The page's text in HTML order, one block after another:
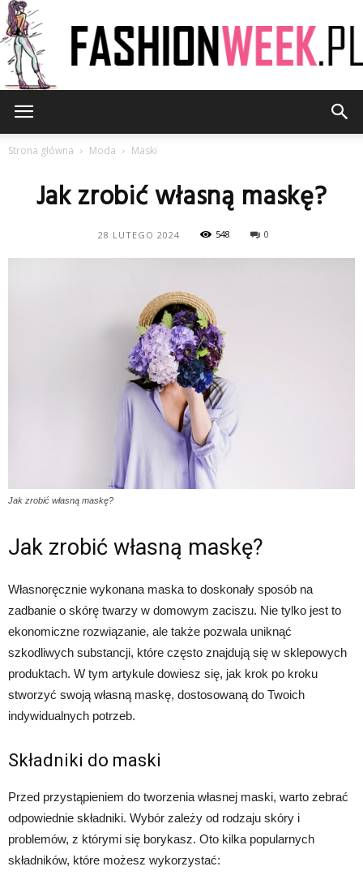
Strona główna Moda Maski
Jak zrobić własną maskę?
28 LUTEGO 2024 548 0
Jak zrobić własną maskę?
Jak zrobić własną maskę?
Własnoręcznie wykonana maska to doskonały sposób na
zadbanie o skórę twarzy w domowym zaciszu. Nie tylko jest to
ekonomiczne rozwiązanie, ale także pozwala uniknąć
szkodliwych substancji, które często znajdują się w sklepowych
produktach. W tym artykule dowiesz się, jak krok po kroku
stworzyć swoją własną maskę, dostosowaną do Twoich
indywidualnych potrzeb.
Składniki do maski
Przed przystąpieniem do tworzenia własnej maski, warto zebrać
odpowiednie składniki. Wybór zależy od rodzaju skóry i
problemów, z którymi się borykasz. Oto kilka popularnych
składników, które możesz wykorzystać: